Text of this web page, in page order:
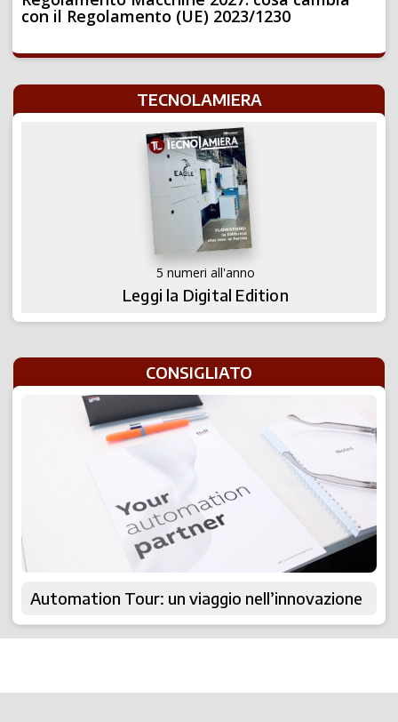
con il Regolamento (UE) 2023/1230
TECNOLAMIERA
5 numeri all'anno
Leggi la Digital Edition
CONSIGLIATO
Automation Tour: un viaggio nell’innovazione